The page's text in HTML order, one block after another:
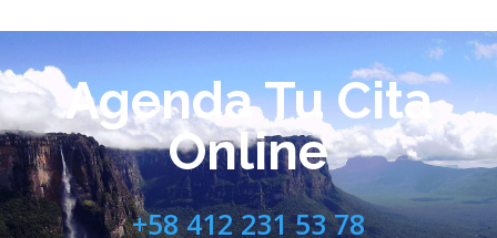
Agenda Tu Cita
Online
+58 412 231 53 78